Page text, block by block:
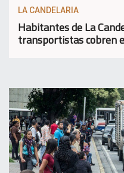
LA CANDELARIA
Habitantes de La
transportistas cobren